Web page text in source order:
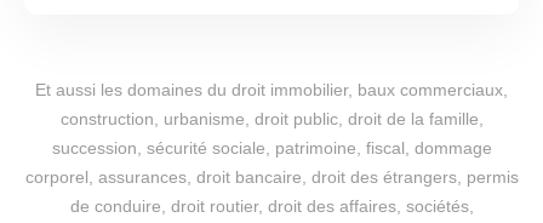
Et aussi les domaines du droit immobilier, baux commerciaux,
construction, urbanisme, droit public, droit de la famille,
succession, sécurité sociale, patrimoine, fiscal, dommage
corporel, assurances, droit bancaire, droit des étrangers, permis
de conduire, droit routier, droit des affaires, sociétés,